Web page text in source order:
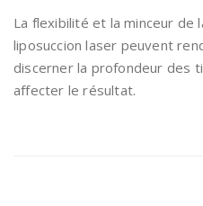
La flexibilité et la minceur de
liposuccion laser peuvent
discerner la profondeur des
affecter le résultat.